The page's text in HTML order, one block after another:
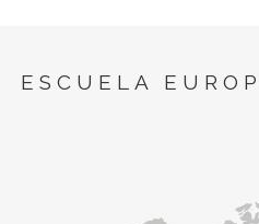
ESCUELA